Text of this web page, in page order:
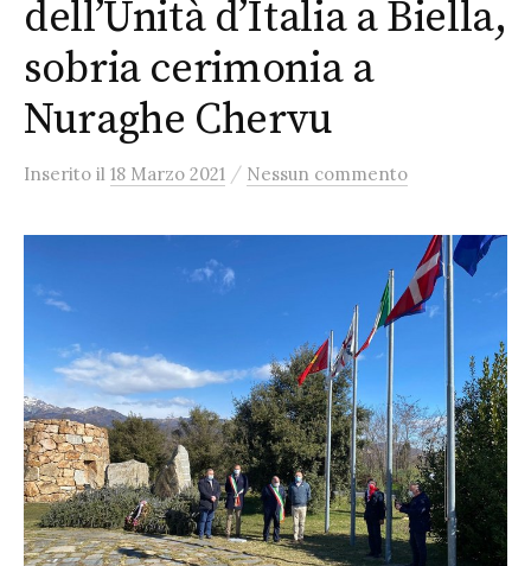
dell’Unità d’Italia a Biella,
sobria cerimonia a
Nuraghe Chervu
Inserito il 18 Marzo 2021 / Nessun commento